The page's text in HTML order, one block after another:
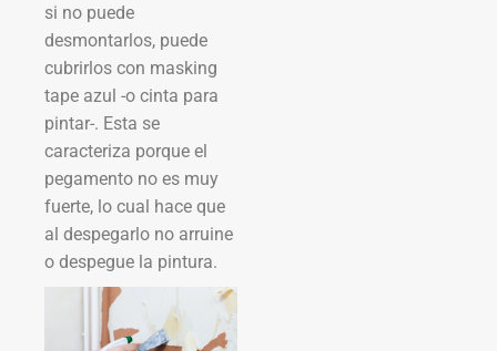
si no puede
desmontarlos, puede
cubrirlos con masking
tape azul -o cinta para
pintar-. Esta se
caracteriza porque el
pegamento no es muy
fuerte, lo cual hace que
al despegarlo no arruine
o despegue la pintura.